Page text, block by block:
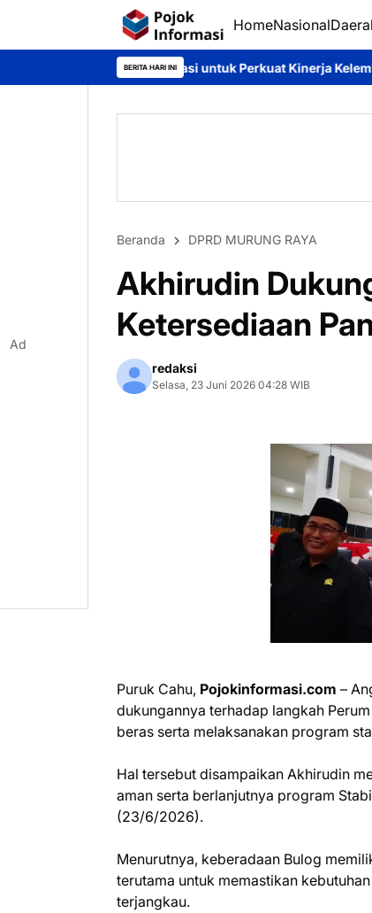
HomeNasional
BERITA HARI INI
untuk Perkuat Kinerja Kelembagaan Akhirudin
Beranda DPRD MURUNG RAYA
Akhirudin
Ketersediaan
redaksi
Selasa, 23 Juni 2026 04:28 WIB
Puruk Cahu, Pojokinformasi.com –
dukungannya terhadap langkah
beras serta melaksanakan program
Hal tersebut disampaikan Akhirudin
aman serta berlanjutnya program
(23/6/2026).
Menurutnya, keberadaan Bulog
terutama untuk memastikan
terjangkau.
Ad